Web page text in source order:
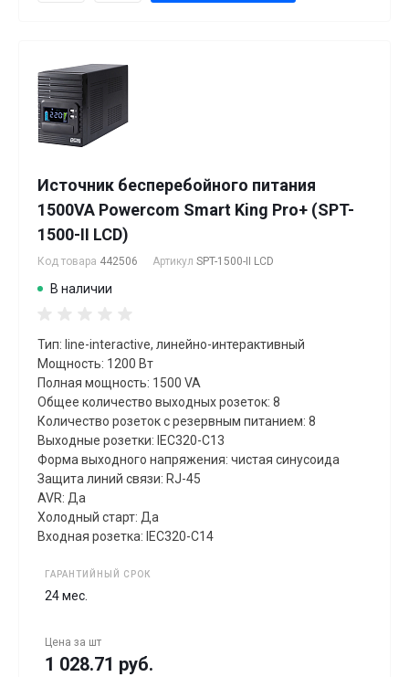
Источник бесперебойного питания
1500VA Powercom Smart King Pro+ (SPT-
1500-II LCD)
Код товара 442506 Артикул SPT-1500-II LCD
В наличии
Тип: line-interactive, линейно-интерактивный
Мощность: 1200 Вт
Полная мощность: 1500 VA
Общее количество выходных розеток: 8
Количество розеток с резервным питанием: 8
Выходные розетки: IEC320-C13
Форма выходного напряжения: чистая синусоида
Защита линий связи: RJ-45
AVR: Да
Холодный старт: Да
Входная розетка: IEC320-C14
ГАРАНТИЙНЫЙ СРОК
24 мес.
Цена за шт
1 028.71 руб.